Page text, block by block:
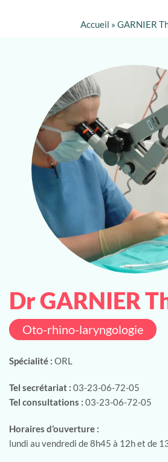
Accueil » GARNIER
Dr GARNIER
Oto-rhino-laryngologie
Spécialité : ORL
Tel secrétariat : 03-23-06-72-05
Tel consultations : 03-23-06-72-05
Horaires d’ouverture :
lundi au vendredi de 8h45 à 12h et de